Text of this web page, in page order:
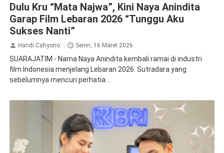
Dulu Kru “Mata Najwa”, Kini Naya Anindita
Garap Film Lebaran 2026 “Tunggu Aku
Sukses Nanti”
Handi Cahyono Senin, 16 Maret 2026
SUARAJATIM - Nama Naya Anindita kembali ramai di industri
film Indonesia menjelang Lebaran 2026. Sutradara yang
sebelumnya mencuri perhatia...